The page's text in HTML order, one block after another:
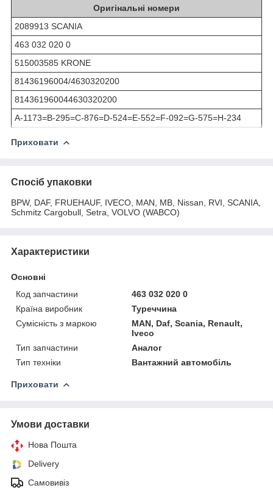
Оригінальні номери
2089913 SCANIA
463 032 020 0
515003585 KRONE
81436196004/4630320200
814361960044630320200
A-1173=B-295=C-876=D-524=E-552=F-092=G-575=H-234
Приховати
Спосіб упаковки
BPW, DAF, FRUEHAUF, IVECO, MAN, MB, Nissan, RVI, SCANIA,
Schmitz Cargobull, Setra, VOLVO (WABCO)
Характеристики
Основні
Код запчастини
463 032 020 0
Країна виробник
Туреччина
Сумісність з маркою
MAN, Daf, Scania, Renault,
Iveco
Тип запчастини
Аналог
Тип техніки
Вантажний автомобіль
Приховати
Умови доставки
Нова Пошта
Delivery
Самовивіз